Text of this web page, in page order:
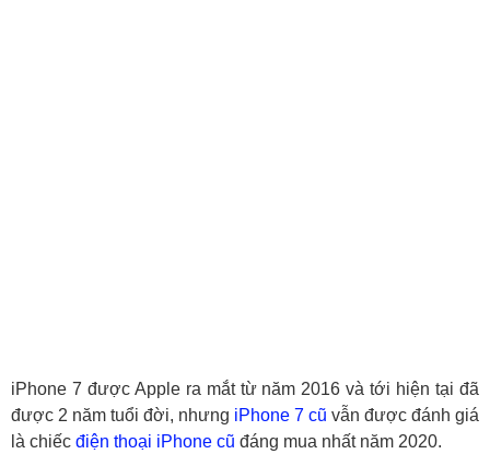
iPhone 7 được Apple ra mắt từ năm 2016 và tới hiện tại đã
được 2 năm tuổi đời, nhưng iPhone 7 cũ vẫn được đánh giá
là chiếc điện thoại iPhone cũ đáng mua nhất năm 2020.